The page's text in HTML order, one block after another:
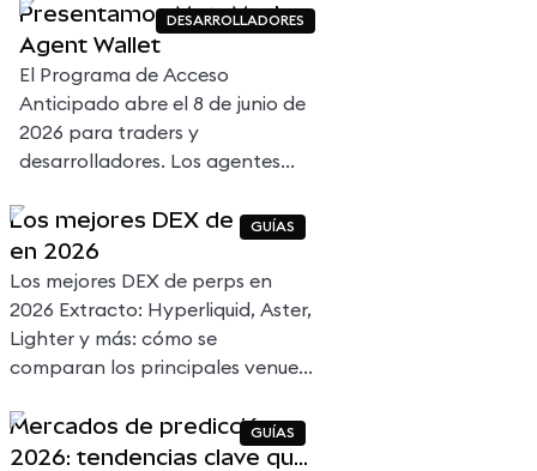
DESARROLLADORES
Presentamos MetaMask
Agent Wallet
El Programa de Acceso
Anticipado abre el 8 de junio de
2026 para traders y
desarrolladores. Los agentes
mercados de predicción, LP y
más en cadenas EVM e
Hyperliquid, con reglas definidas
por el usuario.
GUÍAS
Los mejores DEX de perps
en 2026
Los mejores DEX de perps en
2026 Extracto: Hyperliquid, Aster,
Lighter y más: cómo se
comparan los principales venues
comisiones y diseño.
GUÍAS
Mercados de predicción en
2026: tendencias clave que